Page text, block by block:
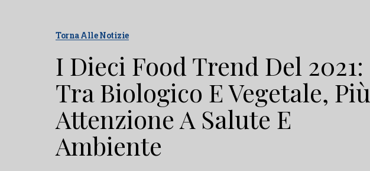
Torna Alle Notizie
I Dieci Food Trend Del 2021:
Tra Biologico E Vegetale, Più
Attenzione A Salute E
Ambiente